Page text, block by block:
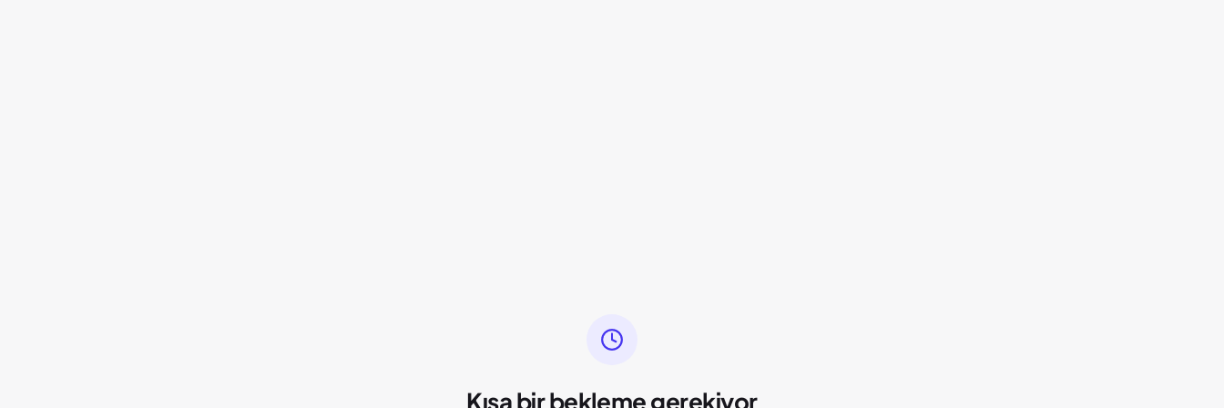
Kısa bir bekleme gerekiyor